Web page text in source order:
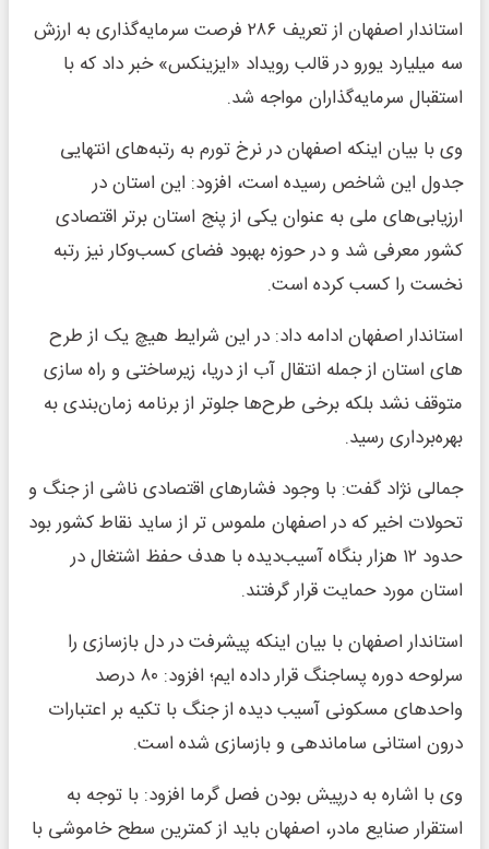
استاندار اصفهان از تعریف ۲۸۶ فرصت سرمایه‌گذاری به ارزش
سه میلیارد یورو در قالب رویداد «ایزینکس» خبر داد که با
استقبال سرمایه‌گذاران مواجه شد.
وی با بیان اینکه اصفهان در نرخ تورم به رتبه‌های انتهایی
جدول این شاخص رسیده است، افزود: این استان در
ارزیابی‌های ملی به عنوان یکی از پنج استان برتر اقتصادی
کشور معرفی شد و در حوزه بهبود فضای کسب‌وکار نیز رتبه
نخست را کسب کرده است.
استاندار اصفهان ادامه داد: در این شرایط هیچ یک از طرح
های استان از جمله انتقال آب از دریا، زیرساختی و راه سازی
متوقف نشد بلکه برخی طرح‌ها جلوتر از برنامه زمان‌بندی به
بهره‌برداری رسید.
جمالی نژاد گفت: با وجود فشارهای اقتصادی ناشی از جنگ و
تحولات اخیر که در اصفهان ملموس تر از ساید نقاط کشور بود
حدود ۱۲ هزار بنگاه آسیب‌دیده با هدف حفظ اشتغال در
استان مورد حمایت قرار گرفتند.
استاندار اصفهان با بیان اینکه پیشرفت در دل بازسازی را
سرلوحه دوره پساجنگ قرار داده ایم؛ افزود: ۸۰ درصد
واحدهای مسکونی آسیب دیده از جنگ با تکیه بر اعتبارات
درون استانی ساماندهی و بازسازی شده است.
وی با اشاره به درپیش بودن فصل گرما افزود: با توجه به
استقرار صنایع مادر، اصفهان باید از کمترین سطح خاموشی با